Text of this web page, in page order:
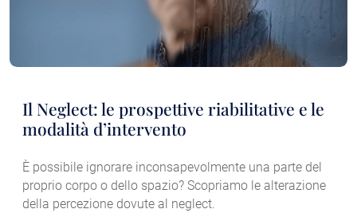
Il Neglect: le prospettive riabilitative e le
modalità d’intervento
È possibile ignorare inconsapevolmente una parte del
proprio corpo o dello spazio? Scopriamo le alterazione
della percezione dovute al neglect.